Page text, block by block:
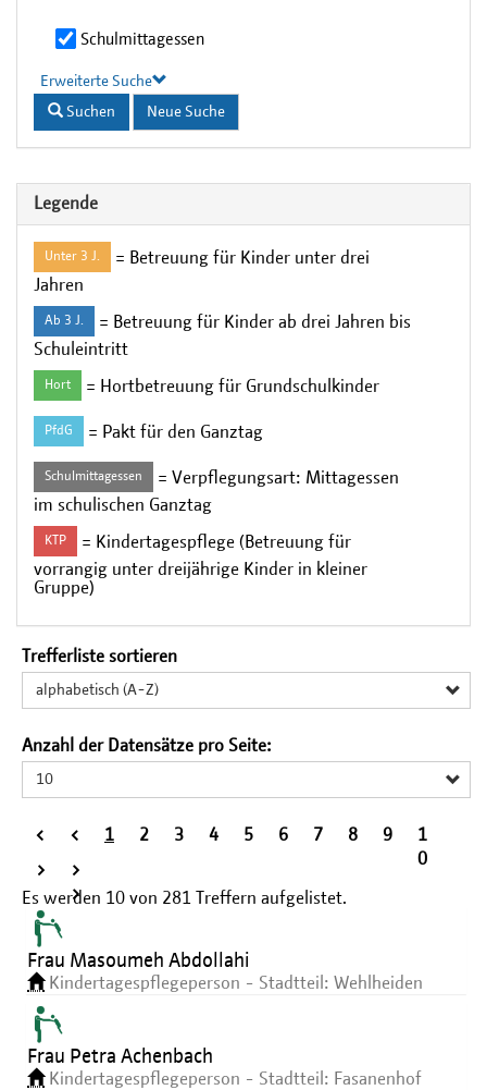
Schulmittagessen
Erweiterte Suche
Suchen
Neue Suche
Legende
Unter 3 J.
= Betreuung für Kinder unter drei
Jahren
Ab 3 J.
= Betreuung für Kinder ab drei Jahren bis
Schuleintritt
Hort = Hortbetreuung für Grundschulkinder
PfdG = Pakt für den Ganztag
Schulmittagessen
= Verpflegungsart: Mittagessen
im schulischen Ganztag
KTP
= Kindertagespflege (Betreuung für
vorrangig unter dreijährige Kinder in kleiner
Gruppe)
Trefferliste sortieren
alphabetisch (A-Z)
Anzahl der Datensätze pro Seite:
10
<
< 1 2 3 4 5 6 7 8 9
1
0
>
>
>
Es werden 10 von 281 Treffern aufgelistet.
Frau Masoumeh Abdollahi
Kindertagespflegeperson - Stadtteil: Wehlheiden
Frau Petra Achenbach
Kindertagespflegeperson - Stadtteil: Fasanenhof